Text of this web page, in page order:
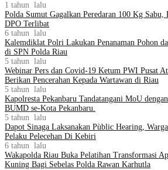
1 tahun lalu
Polda Sumut Gagalkan Peredaran 100 Kg Sabu,
DPO Terlibat
6 tahun lalu
Kalemdiklat Polri Lakukan Penanaman Pohon
di SPN Polda Riau
5 tahun lalu
Webinar Pers dan Covid-19 Ketum PWI Pusat
Berikan Pencerahan Kepada Wartawan di Riau
5 tahun lalu
Kapolresta Pekanbaru Tandatangani MoU
BUMD se-Kota Pekanbaru.
5 tahun lalu
Dapot Sinaga Laksanakan Pùblic Hearing,
Pelaku Pelecehan Di Kebiri
6 tahun lalu
Wakapolda Riau Buka Pelatihan Transformasi
Kuning Bagi Sebelas Polda Rawan Karhutla